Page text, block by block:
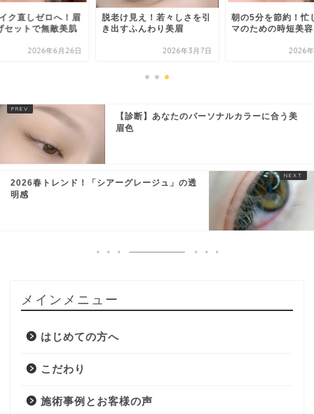
ク直しゼロへ！眉
セットで無敵美肌
2026年6月26日
脱老け見え！若々しさを引
き出すふんわり美眉
2026年3月7日
朝の5分を節約！忙
マのための時短美容
2026
【診断】あなたのパーソナルカラーに合う美
眉色
2026春トレンド！「シアーグレージュ」の透
明感
メインメニュー
はじめての方へ
こだわり
施術事例とお客様の声